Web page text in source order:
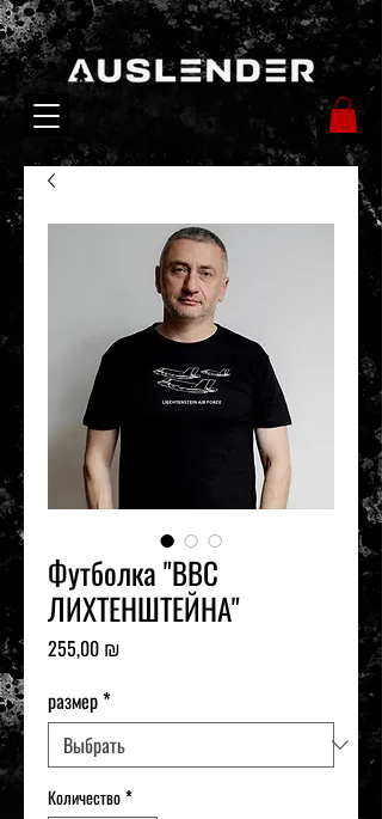
Футболка "ВВС
ЛИХТЕНШТЕЙНА"
255,00 ₪
размер*
Количество*